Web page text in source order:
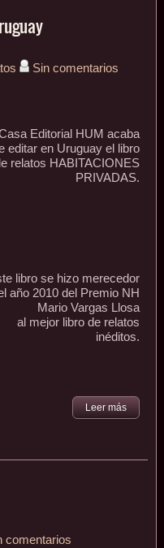
Sin comentarios
Editorial HUM acaba
editar en Uruguay el libro
relatos HABITACIONES
PRIVADAS.
libro se hizo merecedor
año 2010 del Premio NH
Mario Vargas Llosa
al mejor libro de relatos
inéditos.
Leer más
comentarios